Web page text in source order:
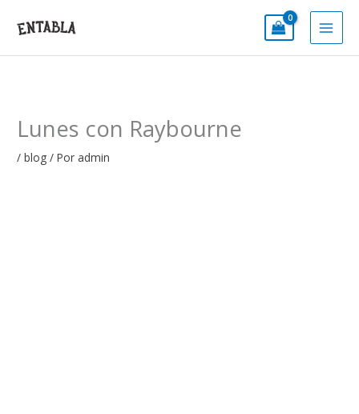
Lunes con Raybourne
/blog / Por admin